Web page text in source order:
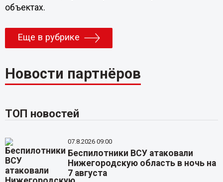
объектах.
Еще в рубрике
Новости партнёров
ТОП новостей
07.8.2026 09:00
Беспилотники ВСУ атаковали
Нижегородскую область в ночь на
7 августа